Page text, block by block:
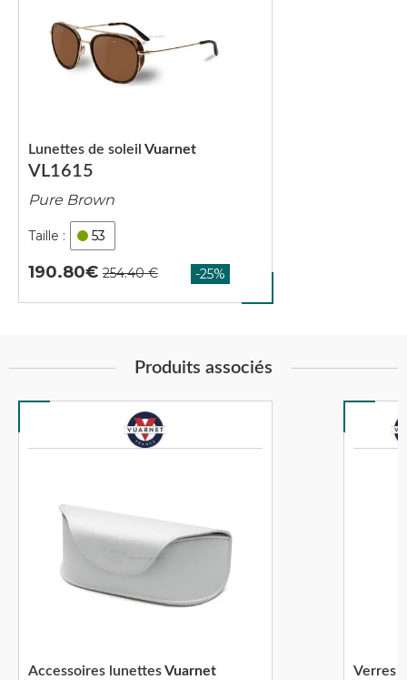
VL1615
Lunettes de soleil Vuarnet
Pure Brown
53
190.80
Produits associés
Accessoires lunettesVuarnet Verres